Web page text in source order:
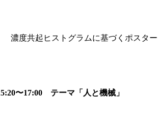
濃度共起ヒストグラムに基づくポスタ
〜17:00 テーマ「人と機械」